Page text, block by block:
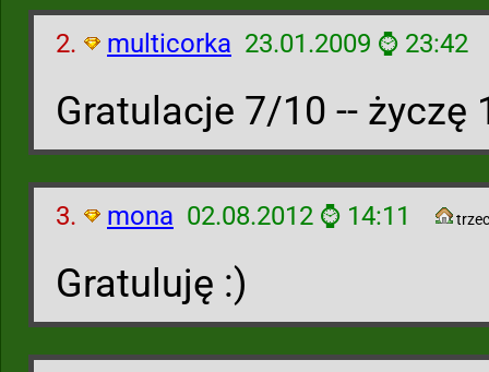
2. multicorka 23.01.2009 ⌚ 23:42
Gratulacje 7/10 -- życzę
3. mona 02.08.2012 ⌚ 14:11
Gratuluję :)